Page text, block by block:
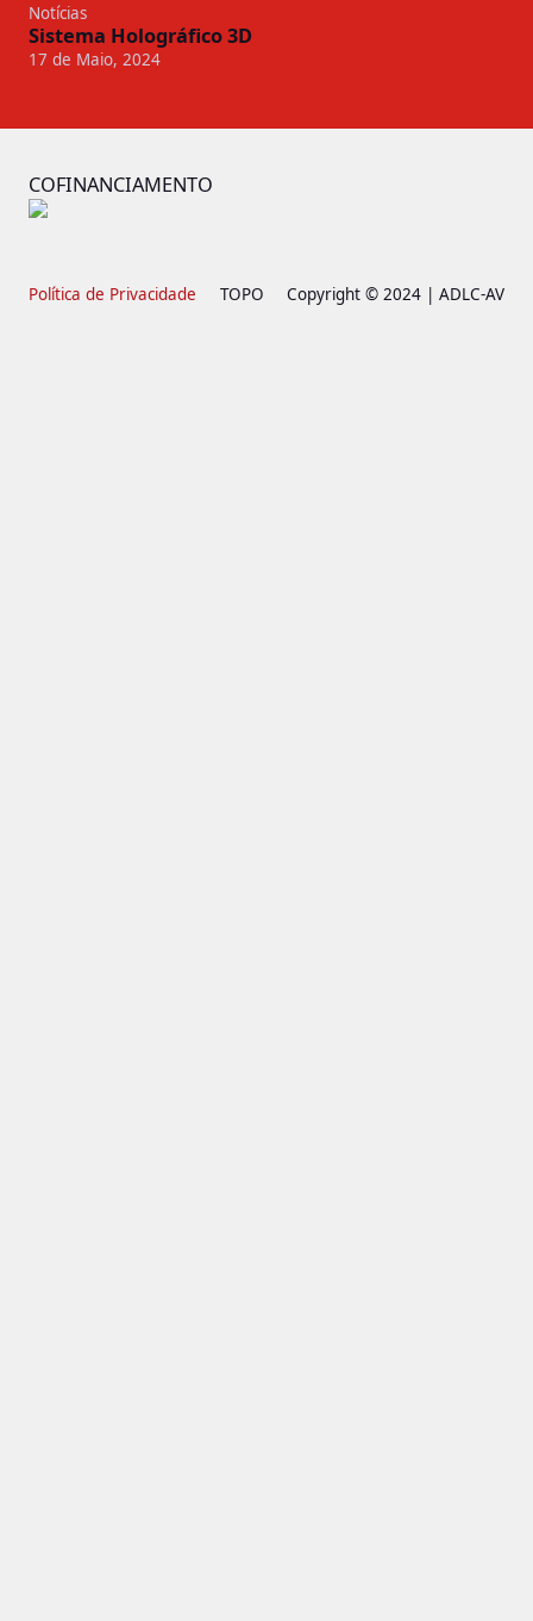
Notícias
Sistema Holográfico 3D
17 de Maio, 2024
COFINANCIAMENTO
Política de Privacidade TOPO Copyright © 2024 | ADLC-AV